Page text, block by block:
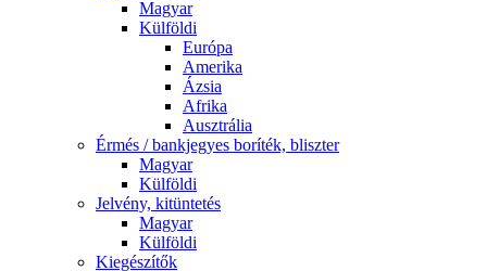
Magyar
Külföldi
Európa
Amerika
Ázsia
Afrika
Ausztrália
Érmés / bankjegyes boríték, bliszter
Magyar
Külföldi
Jelvény, kitüntetés
Magyar
Külföldi
Kiegészítők